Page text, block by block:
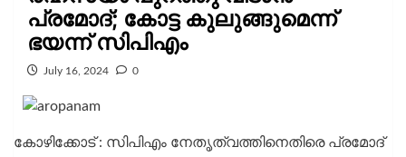
പ്രമോദ്; കോട്ട കുലുങ്ങുമെന്ന്
ഭയന്ന് സിപിഎം
July 16, 2024 0
കോഴിക്കോട് : സിപിഎം നേതൃത്വത്തിനെതിരെ പ്രമോദ്